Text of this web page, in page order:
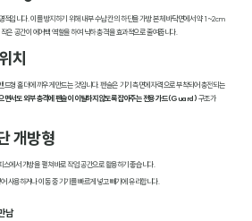
적입니다. 이를 방지하기 위해 내부 수납 칸의 하단을 가방 본체 바닥면에서 약 1~2cm
은 공간이 에어백 역할을 하여 낙하 충격을 효과적으로 줄여줍니다.
치
드형 홀더에 끼우게 만드는 것입니다. 펜슬은 기기 측면에 자력으로 부착되어 충전되는
면서도 외부 충격에 펜슬이 이탈하지 않도록 잡아주는 전용 가드(Guard) 구조가
개방형
스에서 가방을 펼쳐 바로 작업 공간으로 활용하기 좋습니다.
사용하거나 이동 중 기기를 빠르게 넣고 빼기에 유리합니다.
남